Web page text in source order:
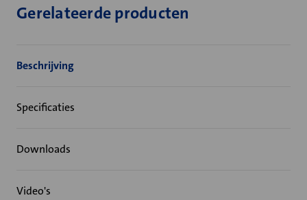
Gerelateerde producten
Beschrijving
Specificaties
Downloads
Video's